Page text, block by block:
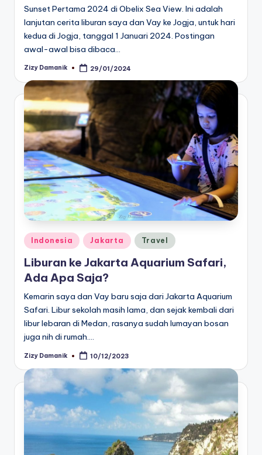
Sunset Pertama 2024 di Obelix Sea View. Ini adalah
lanjutan cerita liburan saya dan Vay ke Jogja, untuk hari
kedua di Jogja, tanggal 1 Januari 2024. Postingan
awal-awal bisa dibaca…
Posted
Zizy Damanik 29/01/2024
Posted
in
Indonesia Jakarta Travel
Liburan ke Jakarta Aquarium Safari,
Ada Apa Saja?
Kemarin saya dan Vay baru saja dari Jakarta Aquarium
Safari. Libur sekolah masih lama, dan sejak kembali dari
libur lebaran di Medan, rasanya sudah lumayan bosan
juga nih di rumah.…
Posted
Zizy Damanik 10/12/2023